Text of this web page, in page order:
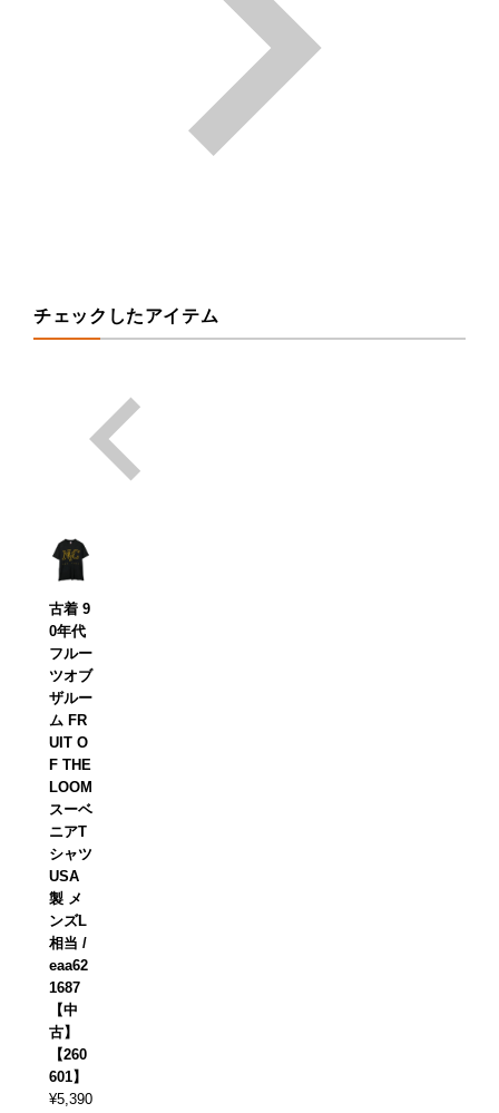
チェックしたアイテム
古着 9
0年代
フルー
ツオブ
ザルー
ム FR
UIT O
F THE
LOOM
スーベ
ニアT
シャツ
USA
製 メ
ンズL
相当 /
eaa62
1687
【中
古】
【260
601】
¥5,390